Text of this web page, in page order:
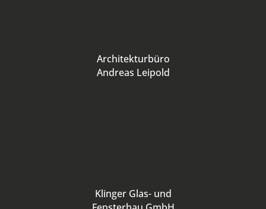
Architekturbüro
Andreas Leipold
Klinger Glas- und